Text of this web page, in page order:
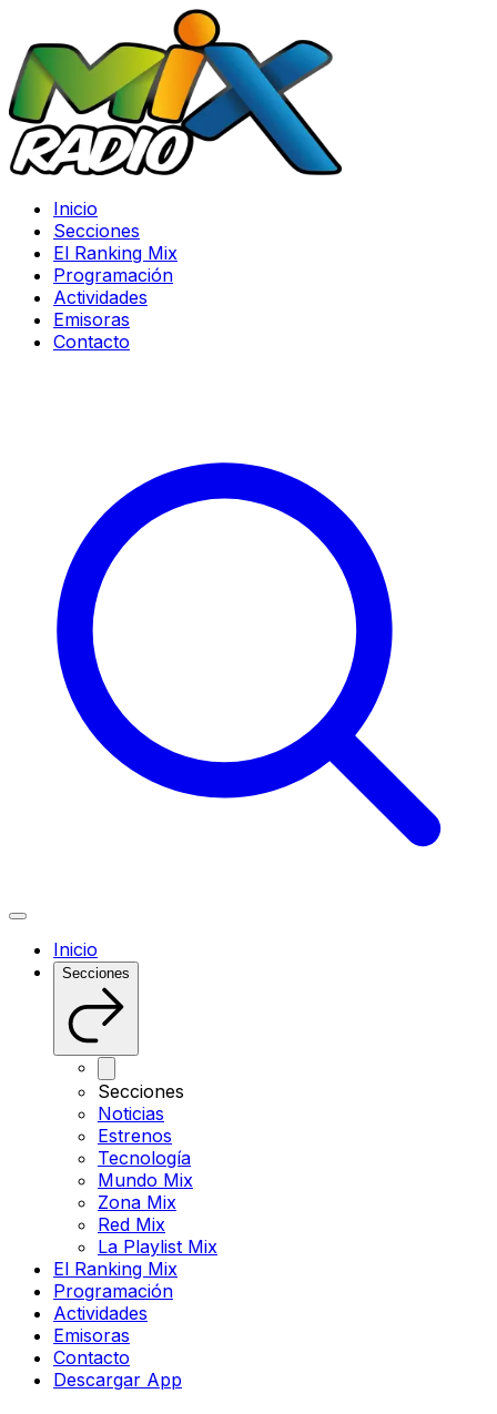
Inicio
Secciones
El Ranking Mix
Programación
Actividades
Emisoras
Contacto
Inicio
Secciones
Secciones
Noticias
Estrenos
Tecnología
Mundo Mix
Zona Mix
Red Mix
La Playlist Mix
El Ranking Mix
Programación
Actividades
Emisoras
Contacto
Descargar App